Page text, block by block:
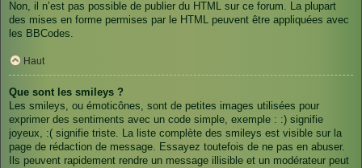
Non, il n’est pas possible de publier du HTML sur ce forum. La plupart
des mises en forme permises par le HTML peuvent être appliquées avec
les BBCodes.
Haut
Que sont les smileys ?
Les smileys, ou émoticônes, sont de petites images utilisées pour
exprimer des sentiments avec un code simple, exemple : :) signifie
joyeux, :( signifie triste. La liste complète des smileys est visible sur la
page de rédaction de message. Essayez toutefois de ne pas en abuser.
Ils peuvent rapidement rendre un message illisible et un modérateur peut